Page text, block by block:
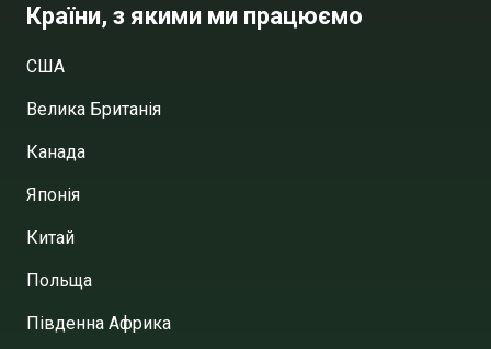
Країни, з якими ми працюємо
США
Велика Британія
Канада
Японія
Китай
Польща
Південна Африка